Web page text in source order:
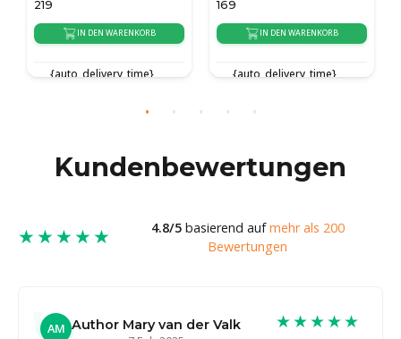
IN DEN WARENKORB
{auto_delivery_time}
IN DEN
Kundenbewertungen
★★★★★ 4.8/5basierend aufmehr als 200
Bewertungen
AM Author Mary van der Valk
★★★★★